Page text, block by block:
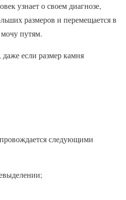
узнает о своем диагнозе,
размеров и перемещается в
путям.
если размер камня
следующими